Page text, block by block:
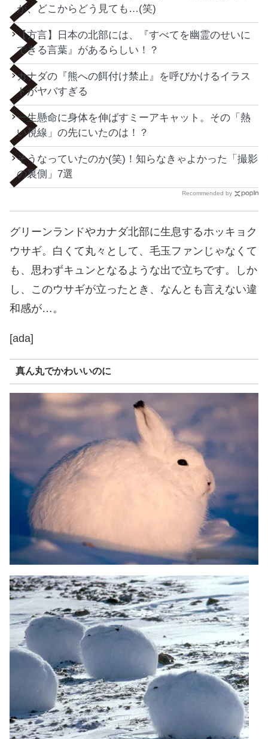
が、どこからどう見ても…(笑)
【方言】日本の北部には、『すべてを幽霊のせいに
できる言葉』があるらしい！？
カナダの『熊への餌付け禁止』を呼びかけるイラス
トがヤバすぎる
一生懸命に身体を伸ばすミーアキャット。その「熱
い視線」の先にいたのは！？
そうなっていたのか(笑)！知らなきゃよかった「撮影
の裏側」7選
Recommended by
グリーンランドやカナダ北部に生息するホッキョク
ウサギ。白くて丸々として、毛玉ファンじゃなくて
も、思わずキュンとなるような出で立ちです。しか
し、このウサギが立ったとき、なんとも言えない違
和感が…。
[ada]
真ん丸でかわいいのに